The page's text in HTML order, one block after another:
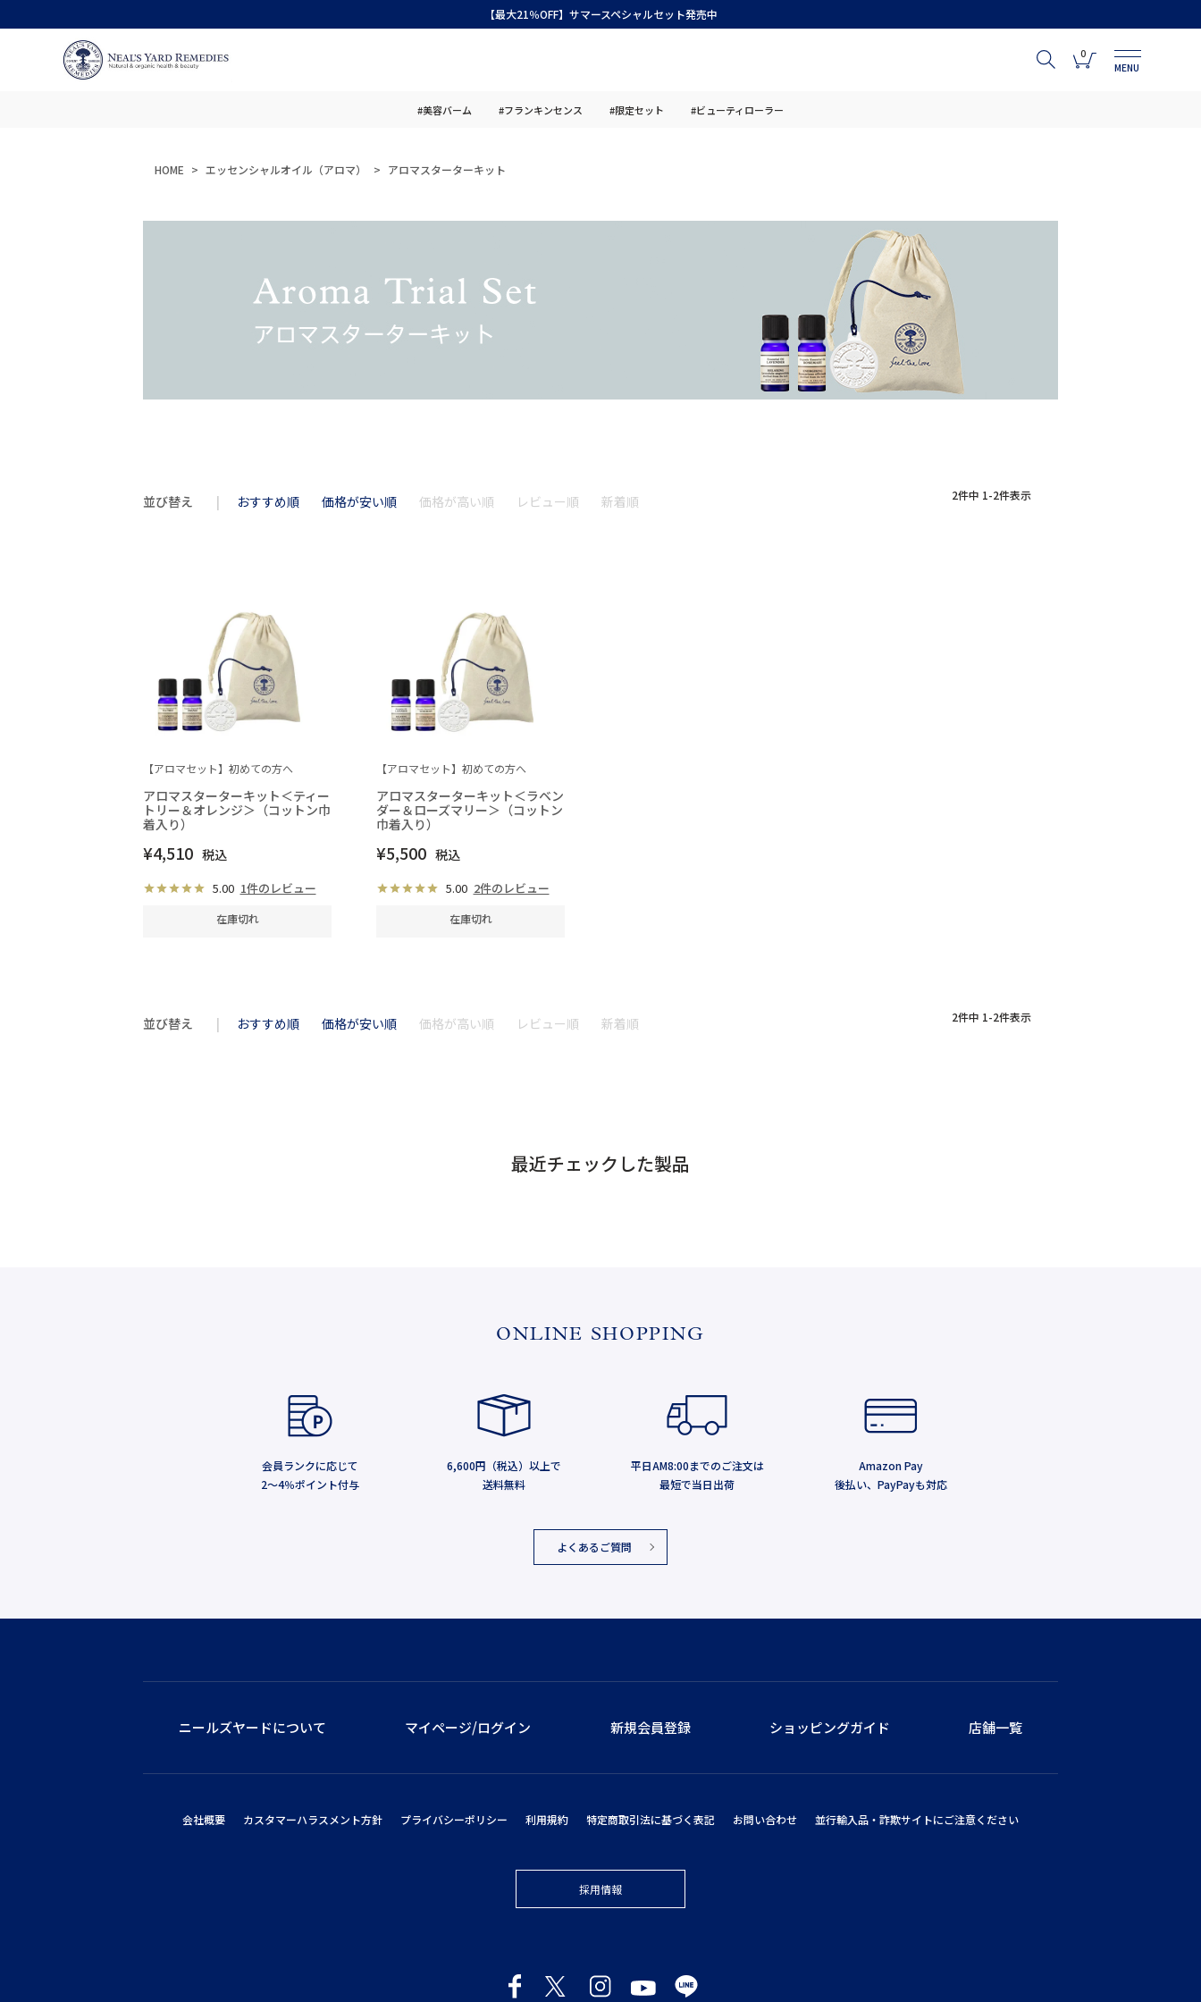
【最大21％OFF】サマースペシャルセット発売中
0
MENU
#美容バーム #フランキンセンス #限定セット #ビューティローラー
HOME エッセンシャルオイル（アロマ） アロマスターターキット
並び替え おすすめ順 価格が安い順 価格が高い順 レビュー順 新着順 2件中 1-2件表示
【アロマセット】初めての方へ
アロマスターターキット＜ティー
トリー＆オレンジ＞（コットン巾
着入り）
¥4,510 税込
5.00 1件のレビュー
在庫切れ
【アロマセット】初めての方へ
アロマスターターキット＜ラベン
ダー＆ローズマリー＞（コットン
巾着入り）
¥5,500 税込
5.00 2件のレビュー
在庫切れ
並び替え おすすめ順 価格が安い順 価格が高い順 レビュー順 新着順 2件中 1-2件表示
最近チェックした製品
ONLINE SHOPPING
会員ランクに応じて
2～4％ポイント付与
6,600円（税込）以上で
送料無料
平日AM8:00までのご注文は
最短で当日出荷
Amazon Pay
後払い、PayPayも対応
よくあるご質問
ニールズヤードについて マイページ/ログイン 新規会員登録 ショッピングガイド 店舗一覧
会社概要 カスタマーハラスメント方針 プライバシーポリシー 利用規約 特定商取引法に基づく表記 お問い合わせ 並行輸入品・詐欺サイトにご注意ください
採用情報